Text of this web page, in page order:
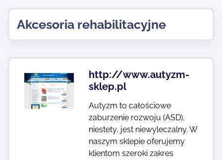
Kontakt
Akcesoria rehabilitacyjne
http://www.autyzm-
sklep.pl
Autyzm to całościowe
zaburzenie rozwoju (ASD),
niestety, jest niewyleczalny. W
naszym sklepie oferujemy
klientom szeroki zakres